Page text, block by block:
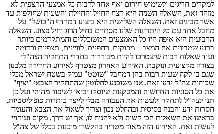
למקרים חריגים ולשימוש חירום ואף אחד לרבות כל אמצעי התצפית לא
מזהה זאת, השאלה השניה היא רצח החייל והחיילת והשעות שחולפות עד
אשר מבינים זאת, השאלה השלישית היא ביצוע המרדף ה"כושל" על
מחבל אחד עם כל היתרונות שלנו מסתיים בחיל הרוג וחיל פצוע, השאלה
הרביעית היא איפה היו כל האמצעים המשוכללים והמתקדמים ביותר
ברגע שמבינים את המצב – מסוקים, רחפנים, לוויינים, תצפיות וכדומה
ועוד שאלות רבות שיצטרכו להיות מבוררות בחדרי התחקיר הצה"לי
בצורה מקצועית ונוקבת. האירוע האחרון מצטרף לאירוע החדירה מלבנון
שגם בו לקח שעות רבות בהן המחבל "שוטט" עמוק בשטח ישראל מבלי
שכוחות צה"ל ידעו זאת. אני משוכנע לחלוטין שהתחקיר הצבאי "יציף"
את כל הסוגיות הדרושות והמסקנות שיוסקו יביאו לשיפור מהותי ועל כן
תנו לצה"ל לתחקר ולעשות את העבודה מבלי לייצר כותרות פופוליסטיות,
חסרות ידע והבנה בסיסית ובהחלט נכון וצריך לשאול את הצבא והעומד
בראשו את השאלות הכי קשות ולא להניח לו, אך יש דרך, מקום ועיתויי
לעשות זאת. האירוע הזה מאוד מטריד בהקשרי מוכנות בכלל של צה"ל